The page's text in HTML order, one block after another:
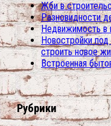
Жби в
Разновидности
Недвижимость в
Новостройки
строить новое
Встроенная
Рубрики